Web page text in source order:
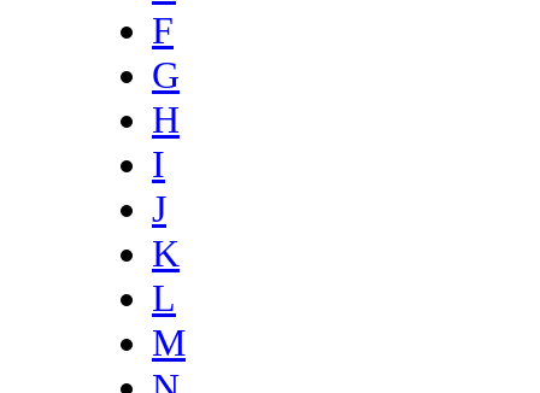
F
G
H
I
J
K
L
M